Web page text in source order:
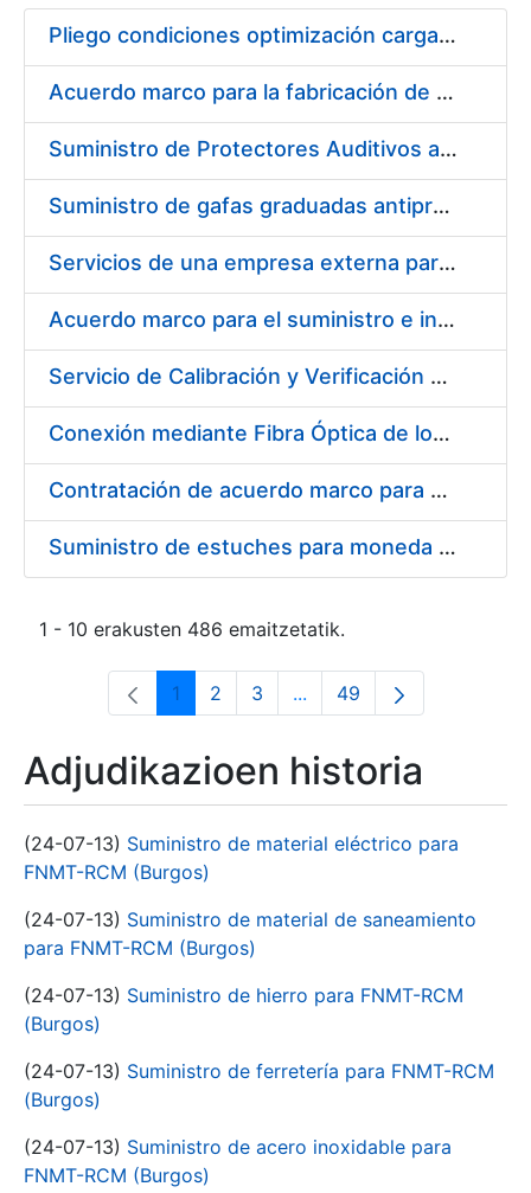
Erakutsi/Ezkutatu
Pliego condiciones optimización cargas compras firmado
Acuerdo marco para la fabricación de piezas
Suministro de Protectores Auditivos a medida para las personas trabajadoras de los Centros de Trabajo de Madrid y Burgos
Suministro de gafas graduadas antiproyecciones para los trabajadores de la FNMT-RCM en los centros de trabajo de Madrid y Burgos
Servicios de una empresa externa para el asesoramiento y resolución de los recursos de alzada que se presentan relacionados con procesos de selección para la FNMT-RCM
Acuerdo marco para el suministro e instalación de persianas, estores y otros complementos
Servicio de Calibración y Verificación Externa de los Equipos de Medición del Servicio de Prevención de la FNMT-RCM
Conexión mediante Fibra Óptica de los Centros de Proceso de Datos (CPDs) de las sedes de la FNMT-RCM de Burgos y Madrid
Contratación de acuerdo marco para el Suministro de Material de Electricidad para la Fábrica Nacional de Moneda y Timbre-Real Casa de la Moneda en su centro de trabajo de Burgos
Suministro de estuches para moneda de 30 €
1 - 10 erakusten 486 emaitzetatik.
Orrialdea
1 Orrialdea
2 Orrialdea
3 ...Intermediate Pages Use
Orrialdea
49
Adjudikazioen historia
(24-07-13) Suministro de material eléctrico para
FNMT-RCM (Burgos)
(24-07-13) Suministro de material de saneamiento
para FNMT-RCM (Burgos)
(24-07-13) Suministro de hierro para FNMT-RCM
(Burgos)
(24-07-13) Suministro de ferretería para FNMT-RCM
(Burgos)
(24-07-13) Suministro de acero inoxidable para
FNMT-RCM (Burgos)